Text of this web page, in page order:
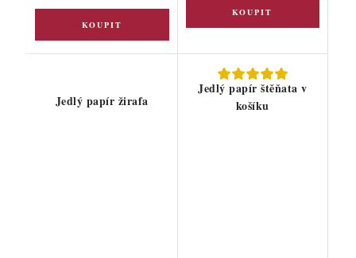
Jedlý papír žirafa
Jedlý papír štěňata v
košíku